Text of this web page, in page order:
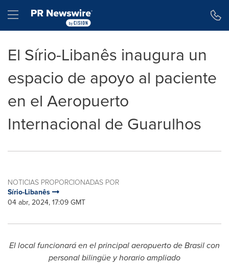
Hamburger menu
El Sírio-Libanês inaugura un
espacio de apoyo al paciente
en el Aeropuerto
Internacional de Guarulhos
NOTICIAS PROPORCIONADAS POR
Sírio-Libanês
04 abr, 2024, 17:09 GMT
El local funcionará en el principal aeropuerto de Brasil con
personal bilingüe y horario ampliado